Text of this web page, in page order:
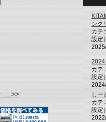
... >>
ンク
カテ
設定）
2024
カテ
設定）
しー
カテ
設定）